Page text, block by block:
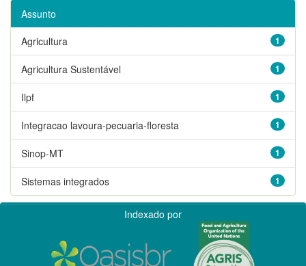
Assunto
1
Agricultura
1
Agricultura Sustentável
1
Ilpf
1
Integracao lavoura-pecuaria-floresta
1
Sinop-MT
1
Sistemas integrados
Indexado por